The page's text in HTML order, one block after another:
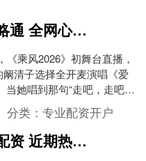
点石策略通 全网心疼!阚清子在《浪姐》舞台上哽咽，章小蕙暖心安慰：她的痛，我懂
《乘风2026》初舞台直播，
清子选择全开麦演唱《爱
当她唱到那句“走吧，走吧，
自己长大”时，声音突然发
眶....
分类：专业配资开户
点赢通配资 近期热播古装剧! 一部爽剧杀疯, 一部虐恋上头, 一部靠演技封神!